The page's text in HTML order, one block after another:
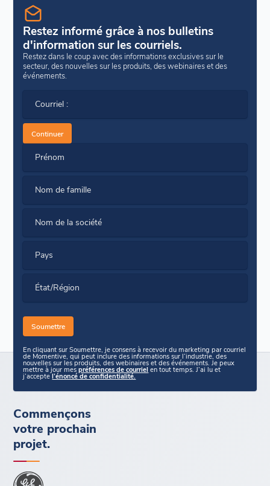
Restez informé grâce à nos bulletins
d'information sur les courriels.
Restez dans le coup avec des informations exclusives sur le
secteur, des nouvelles sur les produits, des webinaires et des
événements.
Courriel :
Continuer
Prénom
Nom de famille
Nom de la société
Pays
État/Région
En cliquant sur Soumettre, je consens à recevoir du marketing par courriel
de Momentive, qui peut inclure des informations sur l’industrie, des
nouvelles sur les produits, des webinaires et des événements. Je peux
mettre à jour mespréférences de courriel en tout temps. J’ai lu et
j’acceptel’énoncé de confidentialité.
Commençons
votre prochain
projet.